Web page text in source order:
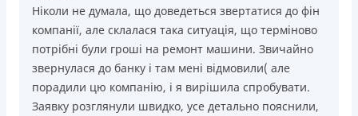
Ніколи не думала, що доведеться звертатися до фін
компанії, але склалася така ситуація, що терміново
потрібні були гроші на ремонт машини. Звичайно
звернулася до банку і там мені відмовили( але
порадили цю компанію, і я вирішила спробувати.
Заявку розглянули швидко, усе детально пояснили,